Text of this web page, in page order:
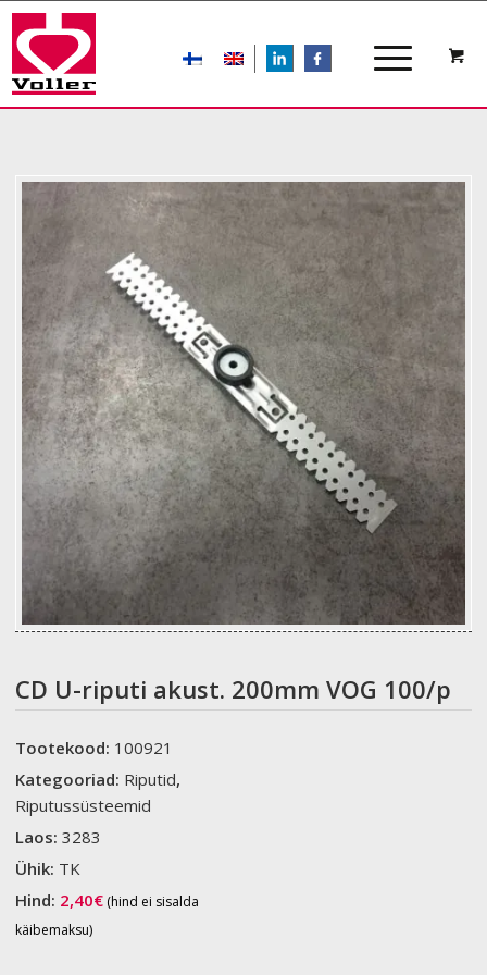
LIn
CD U-riputi akust. 200mm VOG 100/p
Tootekood: 100921
Kategooriad: Riputid,
Riputussüsteemid
Laos:3283
Ühik: TK
Hind: 2,40€ (hind ei sisalda
käibemaksu)